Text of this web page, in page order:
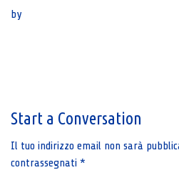
by
Start a Conversation
Il tuo indirizzo email non sarà
contrassegnati *